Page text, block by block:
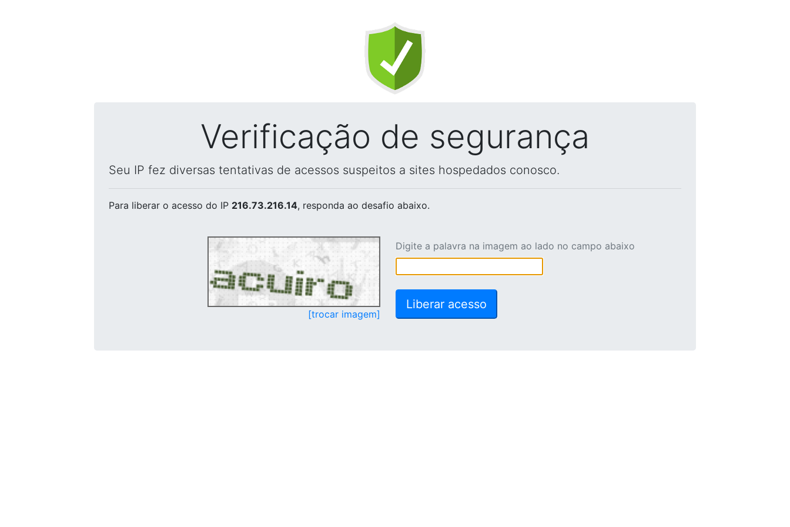
Verificação de segurança
Seu IP fez diversas tentativas de acessos suspeitos a sites hospedados conosco.
Para liberar o acesso do IP 216.73.216.14, responda ao desafio abaixo.
[trocar imagem]
Digite a palavra na imagem ao lado no campo abaixo